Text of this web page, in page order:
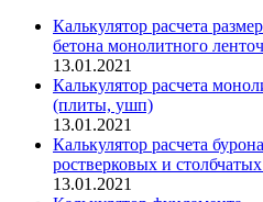
Калькулятор расчета
бетона монолитного
13.01.2021
Калькулятор расчета
(плиты, ушп)
13.01.2021
Калькулятор расчета
ростверковых и
13.01.2021